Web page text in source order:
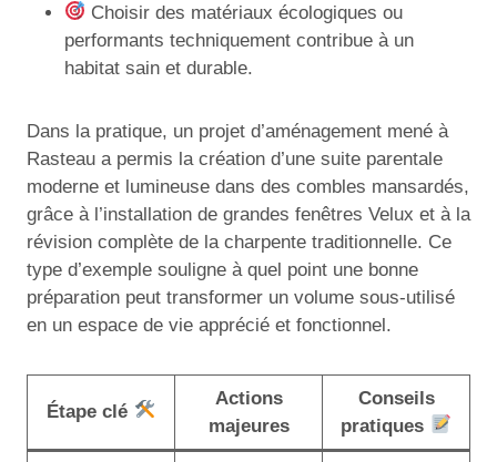
Choisir des matériaux écologiques ou
performants techniquement contribue à un
habitat sain et durable.
Dans la pratique, un projet d’aménagement mené à
Rasteau a permis la création d’une suite parentale
moderne et lumineuse dans des combles mansardés,
grâce à l’installation de grandes fenêtres Velux et à la
révision complète de la charpente traditionnelle. Ce
type d’exemple souligne à quel point une bonne
préparation peut transformer un volume sous-utilisé
en un espace de vie apprécié et fonctionnel.
Étape clé
Actions
majeures
Conseils
pratiques